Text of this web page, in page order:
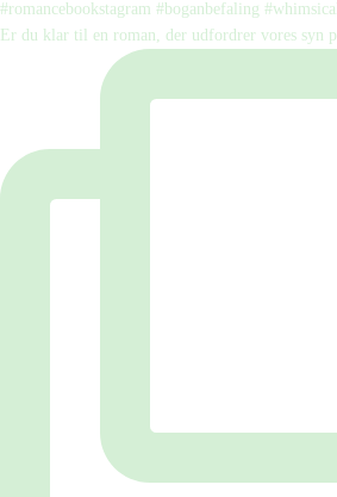
Er du klar til en roman, der udfordrer vores syn p